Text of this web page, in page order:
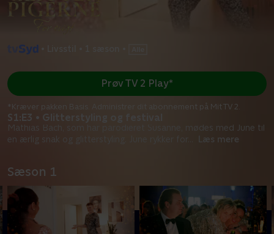
S1:E3 • Glitterstyling og festival
Mathias Bach, som har parodieret Susanne, mødes med June til
en ærlig snak og glitterstyling. June rykker for
Læs mere
Prøv TV 2 Play*
*Kræver pakken Basis. Administrer dit abonnement på Mit TV 2.
Sæson 1